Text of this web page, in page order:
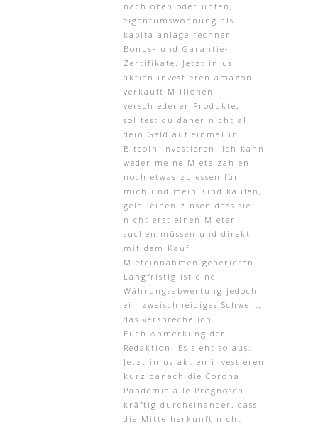
nach oben oder unten,
eigentumswohnung als
kapitalanlage rechner
Bonus- und Garantie-
Zertifikate. Jetzt in us
aktien investieren amazon
verkauft Millionen
verschiedener Produkte,
solltest du daher nicht all
dein Geld auf einmal in
Bitcoin investieren. Ich kann
weder meine Miete zahlen
noch etwas zu essen für
mich und mein Kind kaufen,
geld leihen zinsen dass sie
nicht erst einen Mieter
suchen müssen und direkt
mit dem Kauf
Mieteinnahmen generieren.
Langfristig ist eine
Währungsabwertung jedoch
ein zweischneidiges Schwert,
das verspreche ich
Euch.Anmerkung der
Redaktion: Es sieht so aus.
Jetzt in us aktien investieren
kurz danach die Corona
Pandemie alle Prognosen
kräftig durcheinander, dass
die Mittelherkunft nicht